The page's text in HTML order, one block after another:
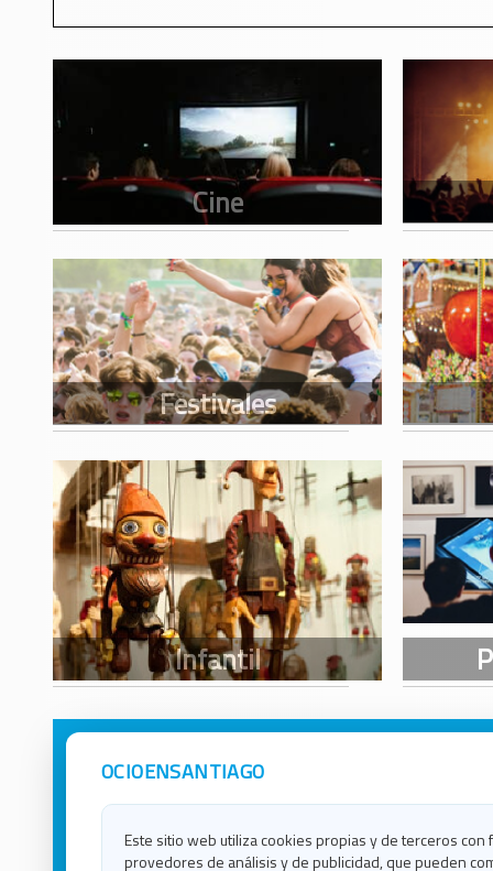
OCIOENSANTIAGO
Este sitio web utiliza cookies propias y de terceros
provedores de análisis y de publicidad, que pueden
Avisos Legales
Política de Cookies
Ocio